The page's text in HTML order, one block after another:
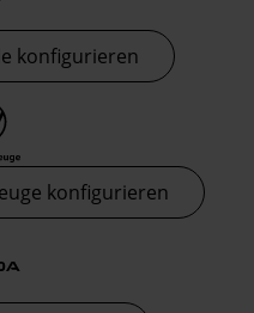
konfigurieren
konfigurieren